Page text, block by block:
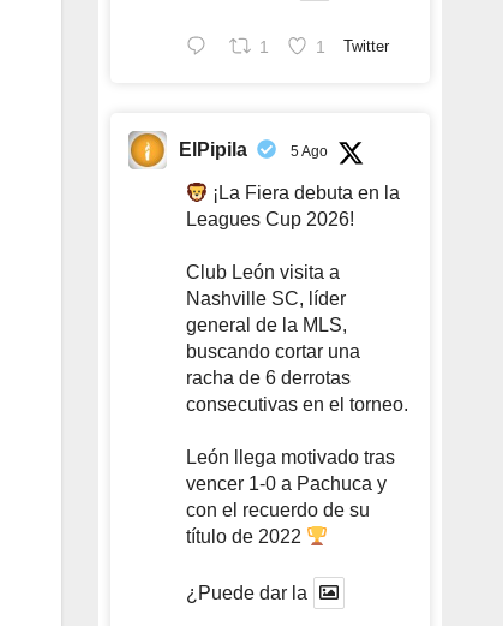
1 1 Twitter
ElPipila 5 Ago
¡La Fiera debuta en la
Leagues Cup 2026!
Club León visita a
Nashville SC, líder
general de la MLS,
buscando cortar una
racha de 6 derrotas
consecutivas en el torneo.
León llega motivado tras
vencer 1-0 a Pachuca y
con el recuerdo de su
título de 2022
¿Puede dar la